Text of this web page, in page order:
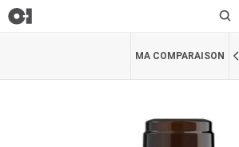
MA COMPARAISON